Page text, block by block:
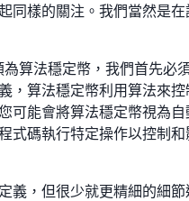
同樣的關注。我們當然是在
算法穩定幣，我們首先必
，算法穩定幣利用算法來控
可能會將算法穩定幣視為自
式碼執行特定操作以控制和
義，但很少就更精細的細節